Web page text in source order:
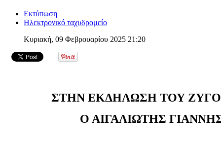
Εκτύπωση
Ηλεκτρονικό ταχυδρομείο
Κυριακή, 09 Φεβρουαρίου 2025 21:20
ΣΤΗΝ ΕΚΔΗΛΩΣΗ ΤΟΥ
Ο ΑΙΓΑΛΙΩΤΗΣ